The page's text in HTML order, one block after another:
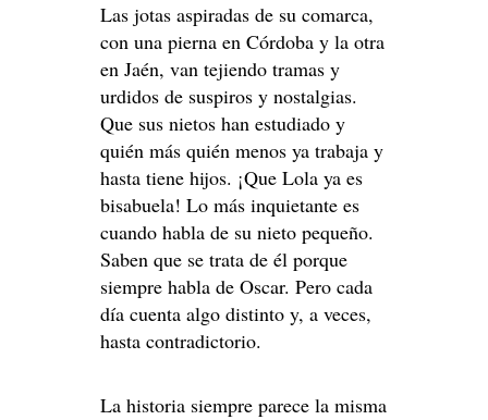
Las jotas aspiradas de su comarca,
con una pierna en Córdoba y la otra
en Jaén, van tejiendo tramas y
urdidos de suspiros y nostalgias.
Que sus nietos han estudiado y
quién más quién menos ya trabaja y
hasta tiene hijos. ¡Que Lola ya es
bisabuela! Lo más inquietante es
cuando habla de su nieto pequeño.
Saben que se trata de él porque
siempre habla de Oscar. Pero cada
día cuenta algo distinto y, a veces,
hasta contradictorio.
La historia siempre parece la misma